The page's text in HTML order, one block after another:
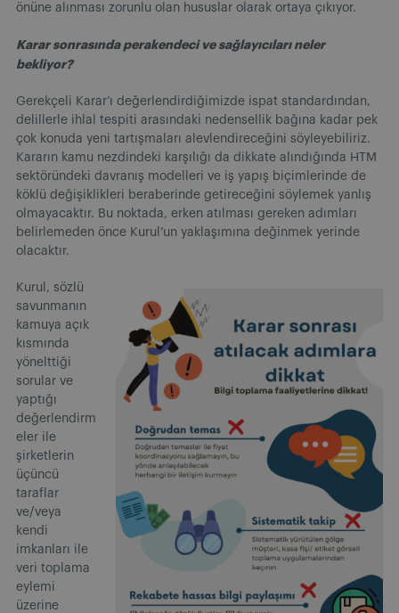
önüne alınması zorunlu olan hususlar olarak ortaya çıkıyor.
Karar sonrasında perakendeci ve sağlayıcıları neler
bekliyor?
Gerekçeli Karar’ı değerlendirdiğimizde ispat standardından,
delillerle ihlal tespiti arasındaki nedensellik bağına kadar pek
çok konuda yeni tartışmaları alevlendireceğini söyleyebiliriz.
Kararın kamu nezdindeki karşılığı da dikkate alındığında HTM
sektöründeki davranış modelleri ve iş yapış biçimlerinde de
köklü değişiklikleri beraberinde getireceğini söylemek yanlış
olmayacaktır. Bu noktada, erken atılması gereken adımları
belirlemeden önce Kurul’un yaklaşımına değinmek yerinde
olacaktır.
Kurul, sözlü
savunmanın
kamuya açık
kısmında
yönelttiği
sorular ve
yaptığı
değerlendirm
eler ile
şirketlerin
üçüncü
taraflar
ve/veya
kendi
imkanları ile
veri toplama
eylemi
üzerine